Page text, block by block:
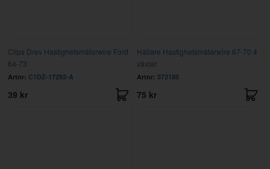
Clips Drev Hastighetsmätarwire Ford
64-73
Artnr: C1DZ-17292-A
39 kr
Hållare Hastighetsmätarwire 67-70 4
växlar
Artnr: 372185
75 kr